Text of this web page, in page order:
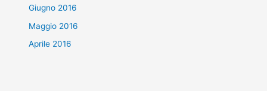
Giugno 2016
Maggio 2016
Aprile 2016